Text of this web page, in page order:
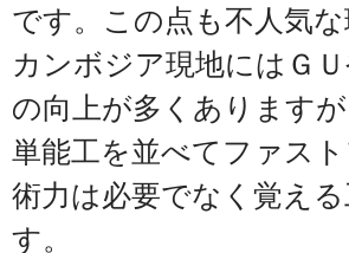
です。この点も不人気
カンボジア現地にはＧ
の向上が多くあります
単能工を並べてファス
術力は必要でなく覚え
す。